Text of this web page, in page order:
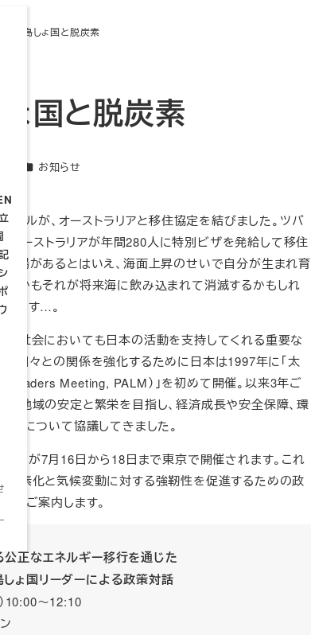
CEN
年記
念シ
ンポ
ジウ
サミ
ット
続
ウ
ブ
セ
ー
設
趣
意
設
総
会
活
計
画
洋の島しょ国と脱炭素
ょ国と脱炭素
カテゴリー
お知らせ
バルが、オーストラリアと移住協定を結びました。ツバ
オーストラリアが年間280人に特別ビザを発給して移住
き場があるとはいえ、海面上昇のせいで自分が生まれ育
しかもそれが将来海に飲み込まれて消滅するかもしれ
みます…。
際社会においても日本の活動を支持してくれる重要な
た国々との関係を強化するために日本は1997年に「太
Leaders Meeting, PALM）」を初めて開催。以来3年ご
て地域の安定と繁栄を目指し、経済成長や安全保障、環
題について協議してきました。
）が7月16日から18日まで東京で開催されます。これ
炭素化と気候変動に対する強靭性を促進するための政
、ご案内します。
正なエネルギー移行を通じた
リーダーによる政策対話
10:00～12:10
ン